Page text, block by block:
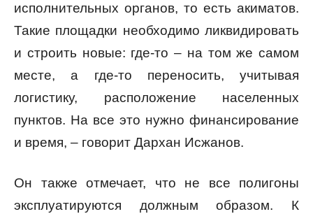
исполнительных органов, то есть акиматов.
Такие площадки необходимо ликвидировать
и строить новые: где-то – на том же самом
месте, а где-то переносить, учитывая
логистику, расположение населенных
пунктов. На все это нужно финансирование
и время, – говорит Дархан Исжанов.
Он также отмечает, что не все полигоны
эксплуатируются должным образом. К